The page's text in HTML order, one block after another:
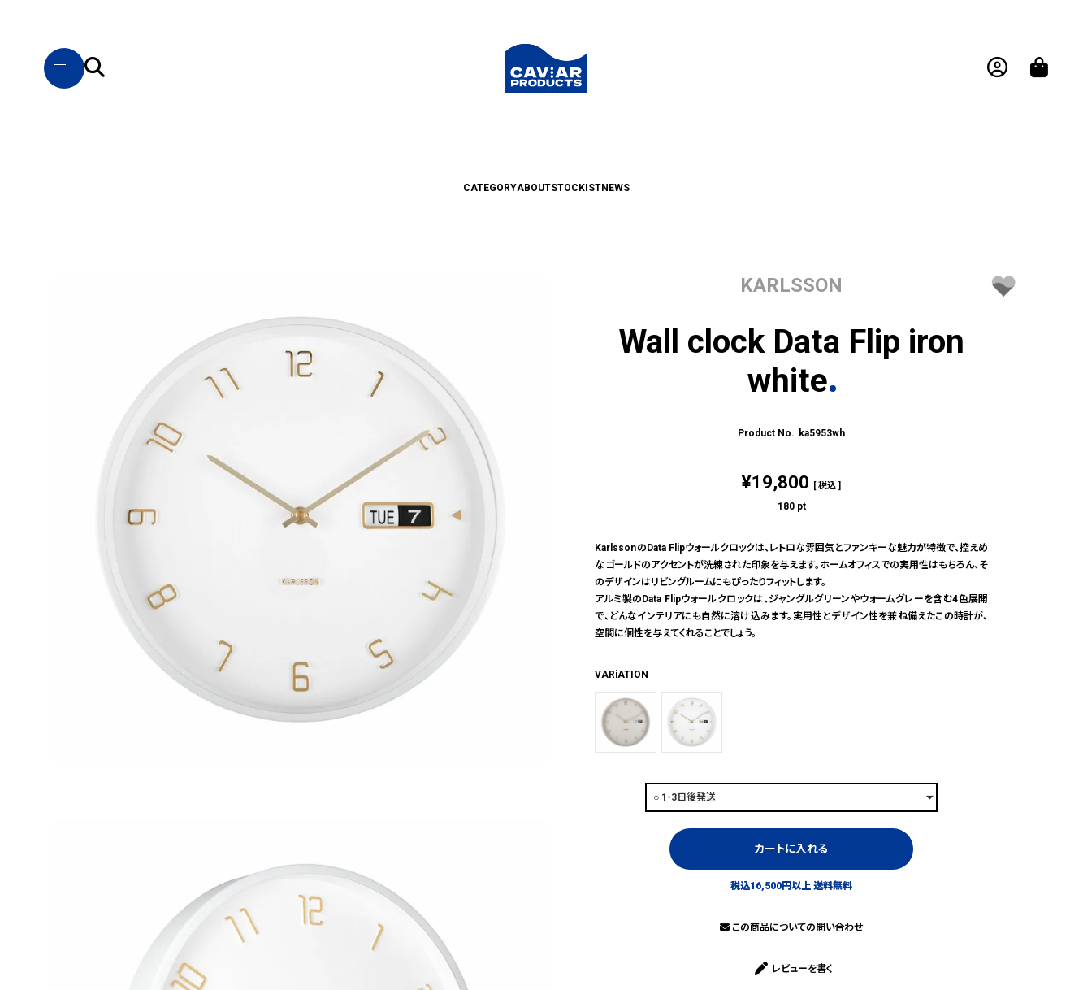
CATEGORYABOUTSTOCKISTNEWS
KARLSSON
Wall clock Data Flip iron
white
ka5953wh
¥19,800 税込
180 pt
KarlssonのData Flipウォールクロックは、レトロな雰囲気とファンキーな魅力が特徴で、控えめ
なゴールドのアクセントが洗練された印象を与えます。ホームオフィスでの実用性はもちろん、そ
のデザインはリビングルームにもぴったりフィットします。
アルミ製のData Flipウォールクロックは、ジャングルグリーンやウォームグレーを含む4色展開
で、どんなインテリアにも自然に溶け込みます。実用性とデザイン性を兼ね備えたこの時計が、
空間に個性を与えてくれることでしょう。
VARiATION
カートに入れる
税込16,500円以上 送料無料
この商品についての問い合わせ
レビューを書く